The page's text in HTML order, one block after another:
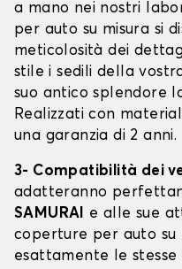
a mano nei nostri
per auto su misura si
meticolosità dei
stile i sedili della
suo antico splendore
Realizzati con
una garanzia di 2 anni.
3- Compatibilità dei
adatteranno
SAMURAI e alle sue
coperture per auto su
esattamente le stesse